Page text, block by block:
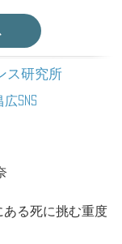
ス研究所
広SNS
る死に挑む重度